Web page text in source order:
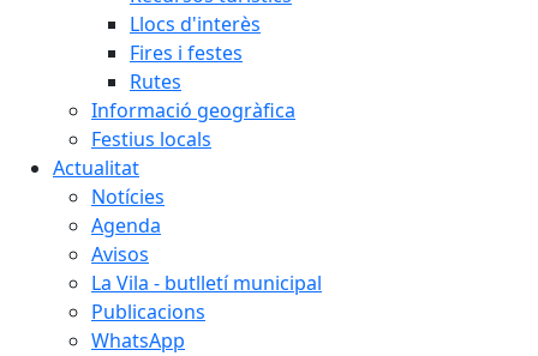
Llocs d'interès
Fires i festes
Rutes
Informació geogràfica
Festius locals
Actualitat
Notícies
Agenda
Avisos
La Vila - butlletí municipal
Publicacions
WhatsApp